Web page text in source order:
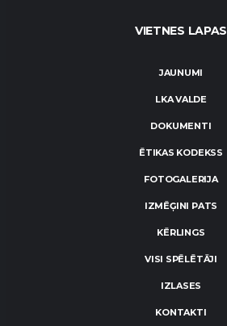
VIETNES LAPAS
JAUNUMI
LKA VALDE
DOKUMENTI
ĒTIKAS KODEKSS
FOTOGALERIJA
IZMĒĢINI PATS
KĒRLINGS
VISI SPĒLĒTĀJI
IZLASES
KONTAKTI